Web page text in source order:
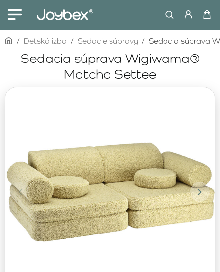
Sedacia súprava Wigiwama®
Matcha Settee
homeDetská izba Sedacie súpravy Sedacia súprava